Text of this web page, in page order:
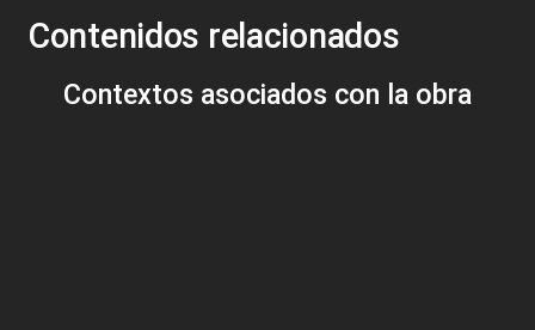
Contenidos relacionados
Contextos asociados con la obra